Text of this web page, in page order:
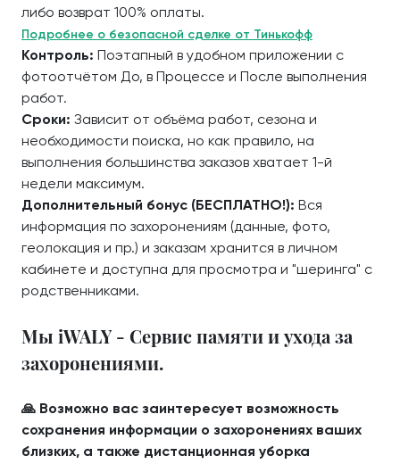
либо возврат 100% оплаты.
Подробнее о безопасной сделке от Тинькофф
Контроль: Поэтапный в удобном приложении с
фотоотчётом До, в Процессе и После выполнения
работ.
Сроки: Зависит от объёма работ, сезона и
необходимости поиска, но как правило, на
выполнения большинства заказов хватает 1-й
недели максимум.
Дополнительный бонус (БЕСПЛАТНО!): Вся
информация по захоронениям (данные, фото,
геолокация и пр.) и заказам хранится в личном
кабинете и доступна для просмотра и "шеринга" с
родственниками.
Мы iWALY - Сервис памяти и ухода за
захоронениями.
🙏 Возможно вас заинтересует возможность
сохранения информации о захоронениях ваших
близких, а также дистанционная уборка